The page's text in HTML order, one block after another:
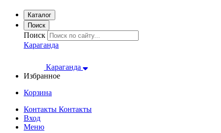
Каталог
Поиск
Поиск
Караганда
Караганда
Избранное
Корзина
Контакты Контакты
Вход
Меню